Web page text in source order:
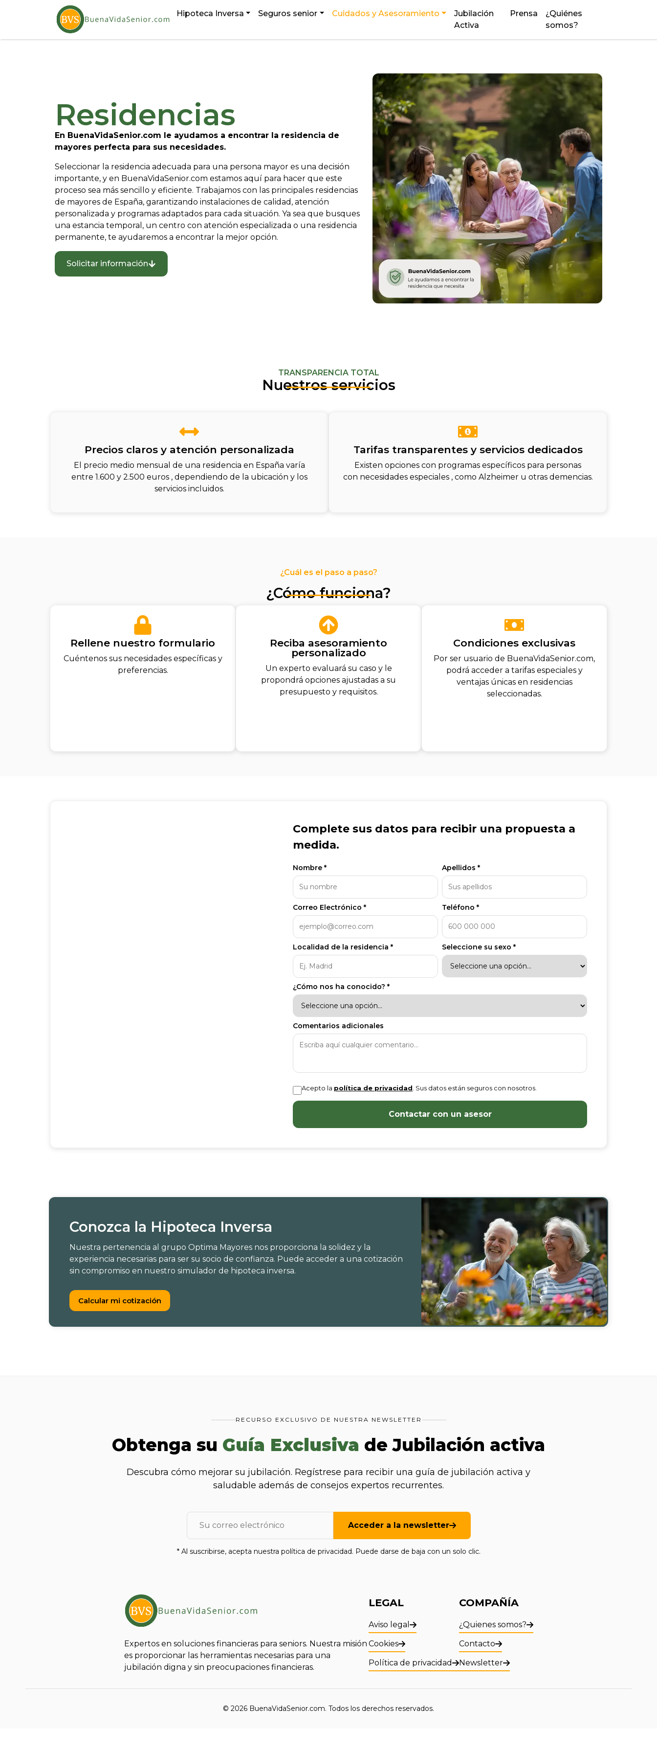
Hipoteca Inversa Seguros senior Cuidados y Asesoramiento
Jubilación
Activa
Prensa
¿Quiénes
somos?
Residencias
En BuenaVidaSenior.com le ayudamos a encontrar la residencia de
mayores perfecta para sus necesidades.
Seleccionar la residencia adecuada para una persona mayor es una decisión
importante, y en BuenaVidaSenior.com estamos aquí para hacer que este
proceso sea más sencillo y eficiente. Trabajamos con las principales residencias
de mayores de España, garantizando instalaciones de calidad, atención
personalizada y programas adaptados para cada situación. Ya sea que busques
una estancia temporal, un centro con atención especializada o una residencia
permanente, te ayudaremos a encontrar la mejor opción.
Solicitar información
TRANSPARENCIA TOTAL
Nuestros servicios
Precios claros y atención personalizada
El precio medio mensual de una residencia en España varía
entre 1.600 y 2.500 euros , dependiendo de la ubicación y los
servicios incluidos.
Tarifas transparentes y servicios dedicados
Existen opciones con programas específicos para personas
con necesidades especiales , como Alzheimer u otras demencias.
¿Cuál es el paso a paso?
¿Cómo funciona?
Rellene nuestro formulario
Cuéntenos sus necesidades específicas y
preferencias.
Reciba asesoramiento
personalizado
Un experto evaluará su caso y le
propondrá opciones ajustadas a su
presupuesto y requisitos.
Condiciones exclusivas
Por ser usuario de BuenaVidaSenior.com,
podrá acceder a tarifas especiales y
ventajas únicas en residencias
seleccionadas.
Complete sus datos para recibir una propuesta a
medida.
Nombre * Apellidos *
Correo Electrónico * Teléfono *
Localidad de la residencia * Seleccione su sexo *
¿Cómo nos ha conocido? *
Comentarios adicionales
Acepto la política de privacidad . Sus datos están seguros con nosotros.
Contactar con un asesor
Conozca la Hipoteca Inversa
Nuestra pertenencia al grupo Optima Mayores nos proporciona la solidez y la
experiencia necesarias para ser su socio de confianza. Puede acceder a una cotización
sin compromiso en nuestro simulador de hipoteca inversa.
Calcular mi cotización
RECURSO EXCLUSIVO DE NUESTRA NEWSLETTER
Obtenga su Guía Exclusiva de Jubilación activa
Descubra cómo mejorar su jubilación. Regístrese para recibir una guía de jubilación activa y
saludable además de consejos expertos recurrentes.
Acceder a la newsletter
* Al suscribirse, acepta nuestra política de privacidad. Puede darse de baja con un solo clic.
Expertos en soluciones financieras para seniors. Nuestra misión
es proporcionar las herramientas necesarias para una
jubilación digna y sin preocupaciones financieras.
LEGAL
Aviso legal
Cookies
Política de privacidad
COMPAÑÍA
¿Quienes somos?
Contacto
Newsletter
© 2026 BuenaVidaSenior.com. Todos los derechos reservados.